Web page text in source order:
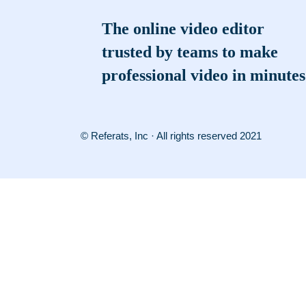
The online video editor
trusted by teams to make
professional video in minutes
© Referats, Inc · All rights reserved 2021